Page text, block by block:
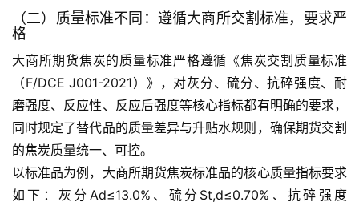
（二）质量标准不同：遵循大商所交割标准，要求严
格
大商所期货焦炭的质量标准严格遵循《焦炭交割质量标准
（F/DCE J001-2021）》，对灰分、硫分、抗碎强度、耐
磨强度、反应性、反应后强度等核心指标都有明确的要求，
同时规定了替代品的质量差异与升贴水规则，确保期货交割
的焦炭质量统一、可控。
以标准品为例，大商所期货焦炭标准品的核心质量指标要求
如下：灰分Ad≤13.0%、硫分St,d≤0.70%、抗碎强度